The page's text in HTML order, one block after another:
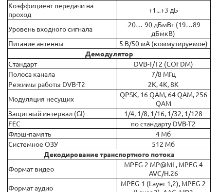
Коэффициент передачи на
проход
+1...+3 дБ
Уровень входного сигнала
-20…-90 дБмВт (19…89
дБмкВ)
Питание антенны
5 В/50 мА (коммутируемое)
Демодулятор
Стандарт
DVB-T/T2 (COFDM)
Полоса канала
7/8 МГц
Режимы работы DVB-T2
2K, 4K, 8K
Модуляция несущих
QPSK, 16 QAM, 64 QAM, 256
QAM
Защитный интервал (GI)
1/4, 1/8, 1/16, 1/32, 1/128
FEC
по стандарту DVB-T2
Флэш-память
4 Мб
Системное ОЗУ
512 Мб
Декодирование транспортного потока
Формат видео
MPEG-2 MP@ML, MPEG-4
AVC/H.26
Формат аудио
MPEG-1 (Layer 1,2), MPEG-2